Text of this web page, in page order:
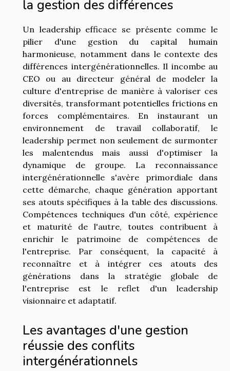
la gestion des différences
Un leadership efficace se présente comme le
pilier d'une gestion du capital humain
harmonieuse, notamment dans le contexte des
différences intergénérationnelles. Il incombe au
CEO ou au directeur général de modeler la
culture d'entreprise de manière à valoriser ces
diversités, transformant potentielles frictions en
forces complémentaires. En instaurant un
environnement de travail collaboratif, le
leadership permet non seulement de surmonter
les malentendus mais aussi d'optimiser la
dynamique de groupe. La reconnaissance
intergénérationnelle s'avère primordiale dans
cette démarche, chaque génération apportant
ses atouts spécifiques à la table des discussions.
Compétences techniques d'un côté, expérience
et maturité de l'autre, toutes contribuent à
enrichir le patrimoine de compétences de
l'entreprise. Par conséquent, la capacité à
reconnaître et à intégrer ces atouts des
générations dans la stratégie globale de
l'entreprise est le reflet d'un leadership
visionnaire et adaptatif.
Les avantages d'une gestion
réussie des conflits
intergénérationnels